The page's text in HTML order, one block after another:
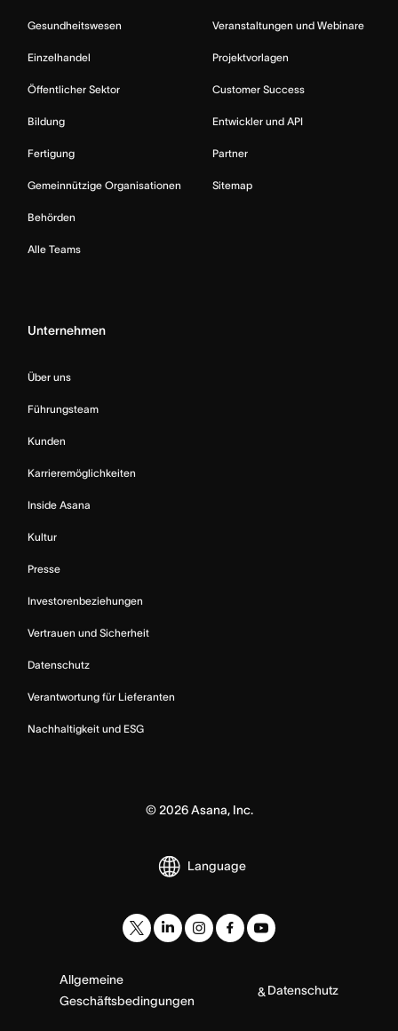
Gesundheitswesen
Einzelhandel
Öffentlicher Sektor
Bildung
Fertigung
Gemeinnützige Organisationen
Behörden
Alle Teams
Veranstaltungen und Webinare
Projektvorlagen
Customer Success
Entwickler und API
Partner
Sitemap
Unternehmen
Über uns
Führungsteam
Kunden
Karrieremöglichkeiten
Inside Asana
Kultur
Presse
Investorenbeziehungen
Vertrauen und Sicherheit
Datenschutz
Verantwortung für Lieferanten
Nachhaltigkeit und ESG
© 2026Asana, Inc.
Language
Allgemeine
Geschäftsbedingungen
& Datenschutz